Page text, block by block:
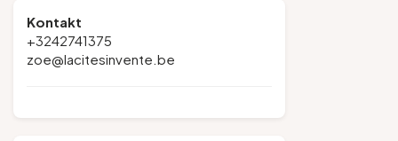
Kontakt
+3242741375
zoe@lacitesinvente.be